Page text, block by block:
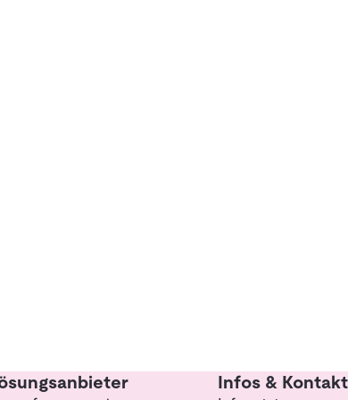
Infos & Kontakt